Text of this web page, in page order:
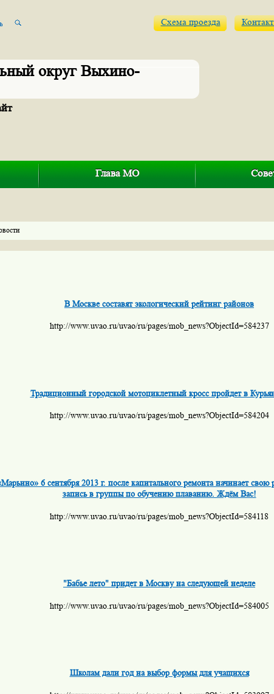
округ Выхино-
Схема проезда
Глава МО
В Москве составят экологический рейтинг районов
http://www.uvao.ru/uvao/ru/pages/mob_news?ObjectId=584237
Традиционный городской мотоциклетный кросс пройдет в
http://www.uvao.ru/uvao/ru/pages/mob_news?ObjectId=584204
6 сентября 2013 г. после капитального ремонта начинает свою
запись в группы по обучению плаванию. Ждём Вас!
http://www.uvao.ru/uvao/ru/pages/mob_news?ObjectId=584118
"Бабье лето" придет в Москву на следующей неделе
http://www.uvao.ru/uvao/ru/pages/mob_news?ObjectId=584005
Школам дали год на выбор формы для учащихся